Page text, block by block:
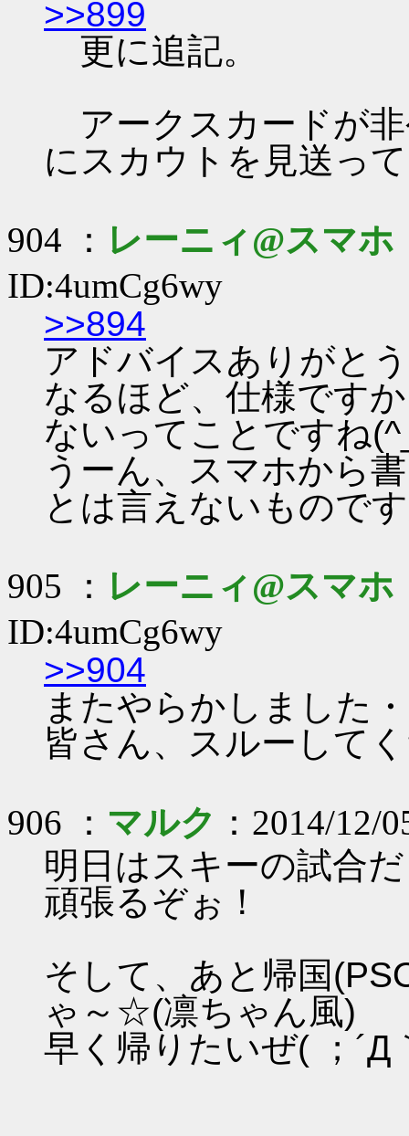
>>899
更に追記。
アークスカードが
にスカウトを見送っ
904 ： レーニィ@スマホ
ID:4umCg6wy
>>894
アドバイスありがと
なるほど、仕様です
ないってことですね
うーん、スマホから
とは言えないもので
905 ： レーニィ@スマホ
ID:4umCg6wy
>>904
またやらかしました
皆さん、スルーして
906 ： マルク ：2014/12/
明日はスキーの試合
頑張るぞぉ！
そして、あと帰国
ゃ～☆(凛ちゃん風)
早く帰りたいぜ( ；´Д